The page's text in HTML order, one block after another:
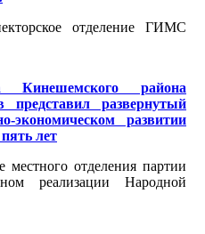
отделение ГИМС
Кинешемского района
представил развернутый
экономическом развитии
лет
отделения партии
реализации Народной